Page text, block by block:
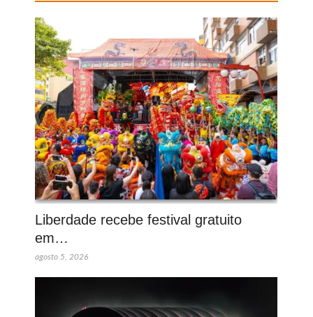
Liberdade recebe festival gratuito
em…
agosto 5, 2026